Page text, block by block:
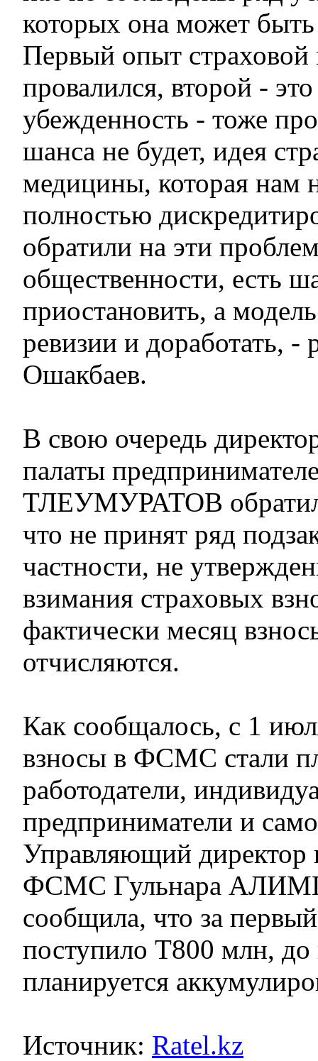
которых она может
Первый опыт
провалился, второй -
убежденность - тоже
шанса не будет, идея
медицины, которая нам
полностью
обратили на эти
общественности, есть
приостановить, а
ревизии и доработать, -
Ошакбаев.
В свою очередь
палаты
ТЛЕУМУРАТОВ обратил
что не принят ряд
частности, не
взимания страховых
фактически месяц
отчисляются.
Как сообщалось, с 1
взносы в ФСМС стали
работодатели,
предприниматели и
Управляющий директор
ФСМС Гульнара
сообщила, что за
поступило Т800 млн, до
планируется
Источник: Ratel.kz